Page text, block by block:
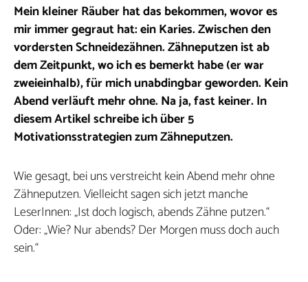
Mein kleiner Räuber hat das bekommen, wovor es
mir immer gegraut hat: ein Karies. Zwischen den
vordersten Schneidezähnen. Zähneputzen ist ab
dem Zeitpunkt, wo ich es bemerkt habe (er war
zweieinhalb), für mich unabdingbar geworden. Kein
Abend verläuft mehr ohne. Na ja, fast keiner. In
diesem Artikel schreibe ich über 5
Motivationsstrategien zum Zähneputzen.
Wie gesagt, bei uns verstreicht kein Abend mehr ohne
Zähneputzen. Vielleicht sagen sich jetzt manche
LeserInnen: „Ist doch logisch, abends Zähne putzen.“
Oder: „Wie? Nur abends? Der Morgen muss doch auch
sein.“